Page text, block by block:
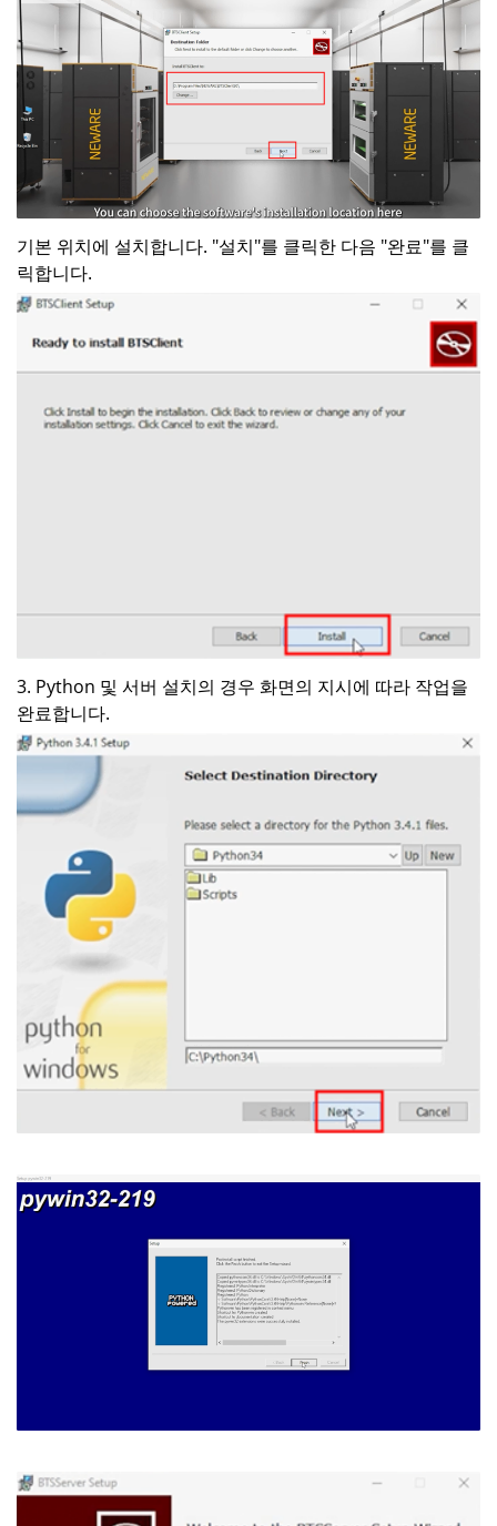
기본 위치에 설치합니다. "설치"를 클릭한 다음 "완료"를 클
릭합니다.
3. Python 및 서버 설치의 경우 화면의 지시에 따라 작업을
완료합니다.